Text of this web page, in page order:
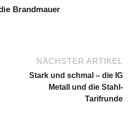
Brandmauer
NÄCHSTER ARTIKEL
Stark und schmal – die IG
Metall und die Stahl-
Tarifrunde